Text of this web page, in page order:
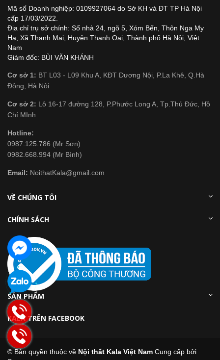
Mã số Doanh nghiệp: 0109927064 do Sở KH và ĐT TP Hà Nội
cấp 17/03/2022.
Địa chỉ trụ sở chính: Số nhà 24, ngõ 5, Xóm Bến, Thôn Nga My
Hạ, Xã Thanh Mai, Huyện Thanh Oai, Thành phố Hà Nội, Việt
Nam
Giám đốc: BÙI VĂN KHÁNH
Cơ sở 1: BT L03 - L09 Khu A, KĐT Dương Nội, P.La Khê, Q.Hà
Đông, Hà Nội
Cơ sở 2: Lô 16-17 đường 128, P.Phước Long A, Tp.Thủ Đức, Hồ
Chí MInh
Hotline:
0987.125.786 (Mr Sơn)
0982.668.994 (Mr Bình)
Email: NoithatKala@gmail.com
VỀ CHÚNG TÔI
CHÍNH SÁCH
SẢN PHẨM
KALA TRÊN FACEBOOK
© Bản quyền thuộc về Nội thất Kala Việt Nam Cung cấp bởi